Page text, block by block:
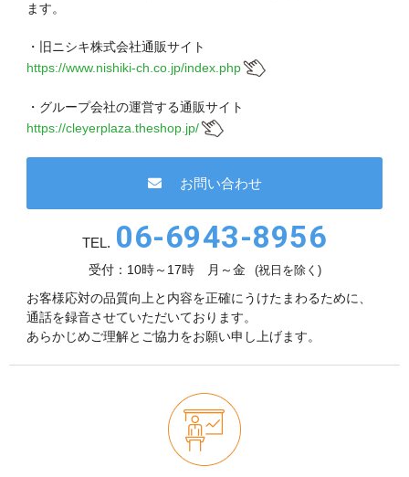
ます。
・旧ニシキ株式会社通販サイト
https://www.nishiki-ch.co.jp/index.php
・グループ会社の運営する通販サイト
https://cleyerplaza.theshop.jp/
お問い合わせ
TEL. 06-6943-8956
受付：10時～17時 月～金 (祝日を除く)
お客様応対の品質向上と内容を正確にうけたまわるために、
通話を録音させていただいております。
あらかじめご理解とご協力をお願い申し上げます。